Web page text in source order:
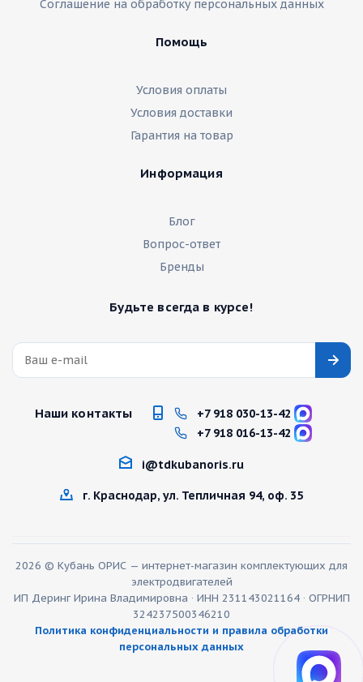
Соглашение на обработку персональных данных
Помощь
Условия оплаты
Условия доставки
Гарантия на товар
Информация
Блог
Вопрос-ответ
Бренды
Будьте всегда в курсе!
Наши контакты
+7 918 030-13-42
+7 918 016-13-42
i@tdkubanoris.ru
г. Краснодар, ул. Тепличная 94, оф. 35
2026 © Кубань ОРИС — интернет-магазин комплектующих для
электродвигателей
ИП Деринг Ирина Владимировна · ИНН 231143021164 · ОГРНИП
324237500346210
Политика конфиденциальности и правила обработки
персональных данных